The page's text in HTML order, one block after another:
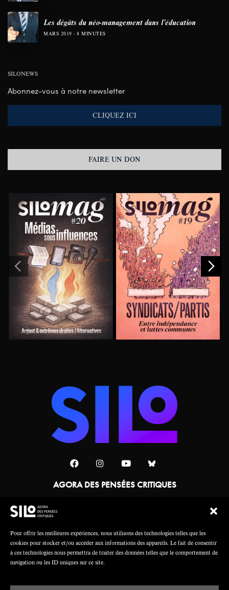
Pour offrir les meilleures expériences, nous utilisons des technologies telles que les
cookies pour stocker et/ou accéder aux informations des appareils. Le fait de consentir
à ces technologies nous permettra de traiter des données telles que le comportement de
navigation ou les ID uniques sur ce site.
Les dégâts du néo-management dans l’éducation
MARS 2019 8 MINUTES
SILONEWS
Abonnez-vous à notre newsletter
CLIQUEZ ICI
FAIRE UN DON
AGORA DES PENSÉES CRITIQUES